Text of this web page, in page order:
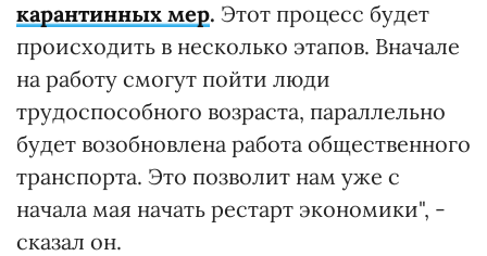
карантинных мер. Этот процесс будет
происходить в несколько этапов. Вначале
на работу смогут пойти люди
трудоспособного возраста, параллельно
будет возобновлена работа общественного
транспорта. Это позволит нам уже с
начала мая начать рестарт экономики", -
сказал он.